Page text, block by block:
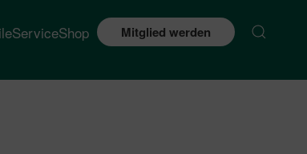
ServiceShop Mitglied werden